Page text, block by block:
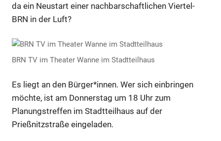
da ein Neustart einer nachbarschaftlichen Viertel-
BRN in der Luft?
BRN TV im Theater Wanne im Stadtteilhaus
Es liegt an den Bürger*innen. Wer sich einbringen
möchte, ist am Donnerstag um 18 Uhr zum
Planungstreffen im Stadtteilhaus auf der
Prießnitzstraße eingeladen.